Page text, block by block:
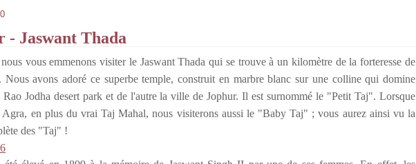
- Jaswant Thada
vous emmenons visiter le Jaswant Thada qui se trouve à un kilomètre de la forteresse de
Nous avons adoré ce superbe temple, construit en marbre blanc sur une colline qui domine
Jodha desert park et de l'autre la ville de Jophur. Il est surnommé le "Petit Taj". Lorsque
Agra, en plus du vrai Taj Mahal, nous visiterons aussi le "Baby Taj" ; vous aurez ainsi vu la
des "Taj" !